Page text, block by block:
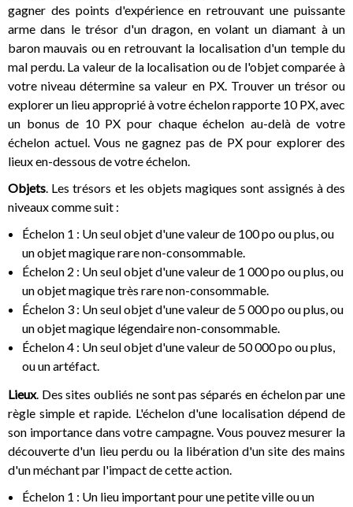
gagner des points d'expérience en retrouvant une puissante
arme dans le trésor d'un dragon, en volant un diamant à un
baron mauvais ou en retrouvant la localisation d'un temple du
mal perdu. La valeur de la localisation ou de l'objet comparée à
votre niveau détermine sa valeur en PX. Trouver un trésor ou
explorer un lieu approprié à votre échelon rapporte 10 PX, avec
un bonus de 10 PX pour chaque échelon au-delà de votre
échelon actuel. Vous ne gagnez pas de PX pour explorer des
lieux en-dessous de votre échelon.
Objets. Les trésors et les objets magiques sont assignés à des
niveaux comme suit :
Échelon 1 : Un seul objet d'une valeur de 100 po ou plus, ou
un objet magique rare non-consommable.
Échelon 2 : Un seul objet d'une valeur de 1 000 po ou plus, ou
un objet magique très rare non-consommable.
Échelon 3 : Un seul objet d'une valeur de 5 000 po ou plus, ou
un objet magique légendaire non-consommable.
Échelon 4 : Un seul objet d'une valeur de 50 000 po ou plus,
ou un artéfact.
Lieux. Des sites oubliés ne sont pas séparés en échelon par une
règle simple et rapide. L'échelon d'une localisation dépend de
son importance dans votre campagne. Vous pouvez mesurer la
découverte d'un lieu perdu ou la libération d'un site des mains
d'un méchant par l'impact de cette action.
Échelon 1 : Un lieu important pour une petite ville ou un